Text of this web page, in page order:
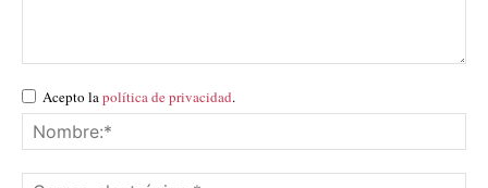
Acepto lapolítica de privacidad.